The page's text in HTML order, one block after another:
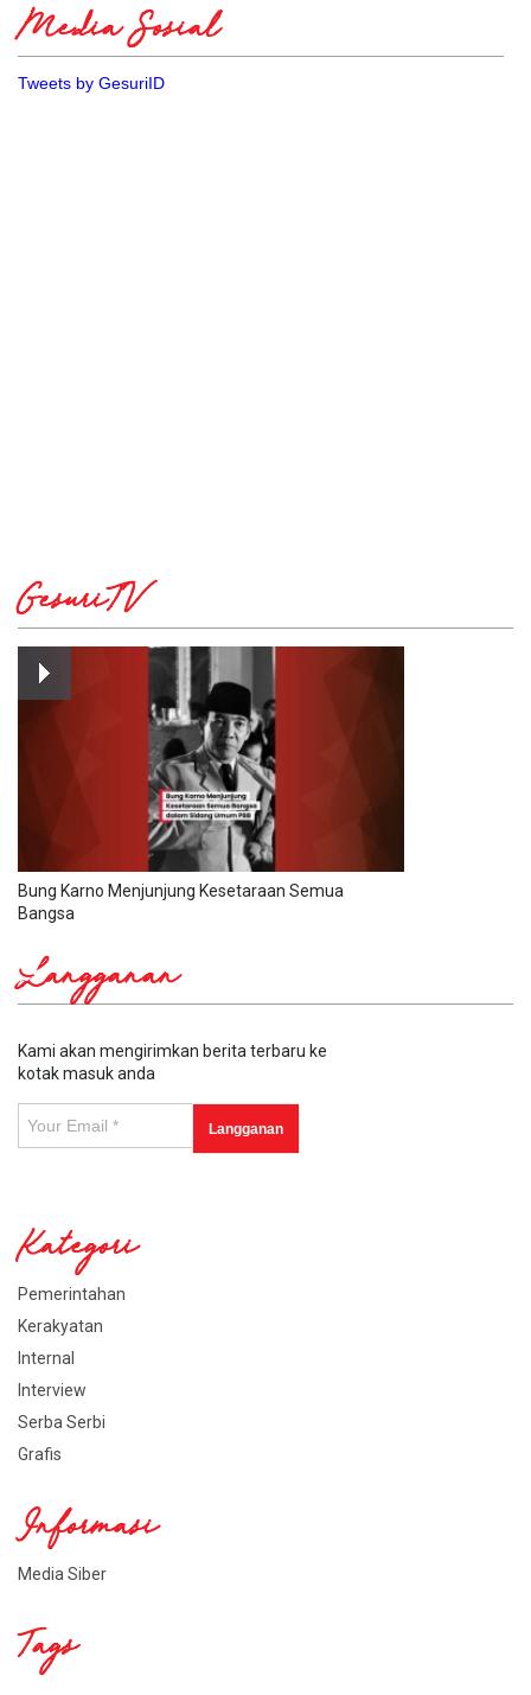
Media Sosial
Tweets by GesuriID
GesuriTV
Bung Karno Menjunjung Kesetaraan Semua
Bangsa
Langganan
Kami akan mengirimkan berita terbaru ke
kotak masuk anda
Kategori
Pemerintahan
Kerakyatan
Internal
Interview
Serba Serbi
Grafis
Informasi
Media Siber
Tags